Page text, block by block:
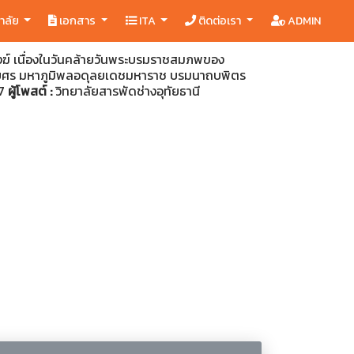
ลัย เอกสาร ITA ติดต่อเรา ADMIN
นื่องในวันคล้ายวันพระบรมราชสมภพของ
ศร มหาภูมิพลอดุลยเดชมหาราช บรมนาถบพิตร
ผู้โพสต์ :วิทยาลัยสารพัดช่างอุทัยธานี